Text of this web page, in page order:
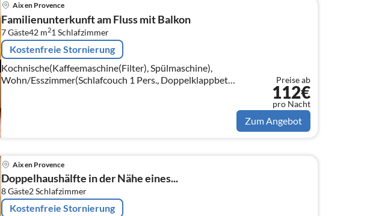
Aix en Provence
Familienunterkunft am Fluss mit Balkon
7 Gäste42 m21 Schlafzimmer
Kostenfreie Stornierung
Kochnische(Kaffeemaschine(Filter), Spülmaschine),
Wohn/Esszimmer(Schlafcouch 1 Pers., Doppelklappbett ,
Preise ab
112€
pro Nacht
Zum Angebot
Aix en Provence
Doppelhaushälfte in der Nähe eines...
8 Gäste2Schlafzimmer
Kostenfreie Stornierung